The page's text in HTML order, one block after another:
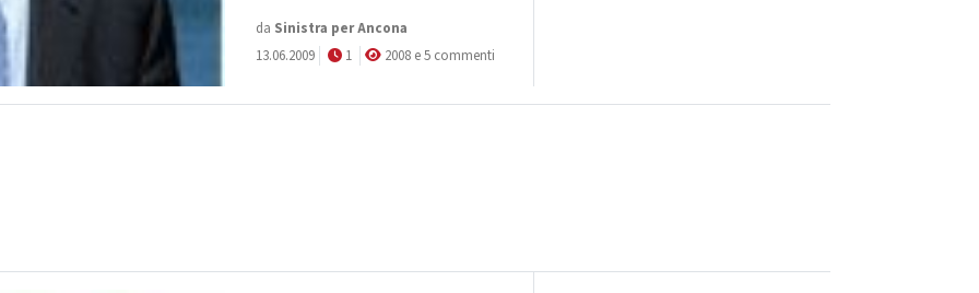
da Sinistra per Ancona
13.06.2009
1 2008 e 5 commenti